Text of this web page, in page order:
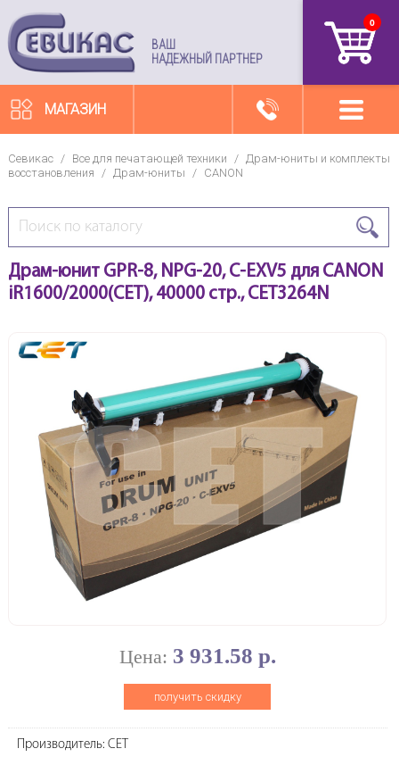
ВАШ
НАДЕЖНЫЙ ПАРТНЕР
0
МАГАЗИН
Севикас / Все для печатающей техники / Драм-юниты и комплекты
восстановления / Драм-юниты / CANON
Драм-юнит GPR-8, NPG-20, C-EXV5 для CANON
iR1600/2000(CET), 40000 стр., CET3264N
Цена: 3 931.58 р.
получить скидку
Производитель: CET